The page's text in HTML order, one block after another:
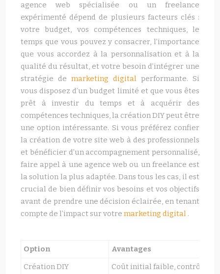
agence web spécialisée ou un freelance
expérimenté dépend de plusieurs facteurs clés :
votre budget, vos compétences techniques, le
temps que vous pouvez y consacrer, l’importance
que vous accordez à la personnalisation et à la
qualité du résultat, et votre besoin d’intégrer une
stratégie de marketing digital performante. Si
vous disposez d’un budget limité et que vous êtes
prêt à investir du temps et à acquérir des
compétences techniques, la création DIY peut être
une option intéressante. Si vous préférez confier
la création de votre site web à des professionnels
et bénéficier d’un accompagnement personnalisé,
faire appel à une agence web ou un freelance est
la solution la plus adaptée. Dans tous les cas, il est
crucial de bien définir vos besoins et vos objectifs
avant de prendre une décision éclairée, en tenant
compte de l’impact sur votre marketing digital .
Option
Avantages
Création DIY
Coût initial faible, contrôle